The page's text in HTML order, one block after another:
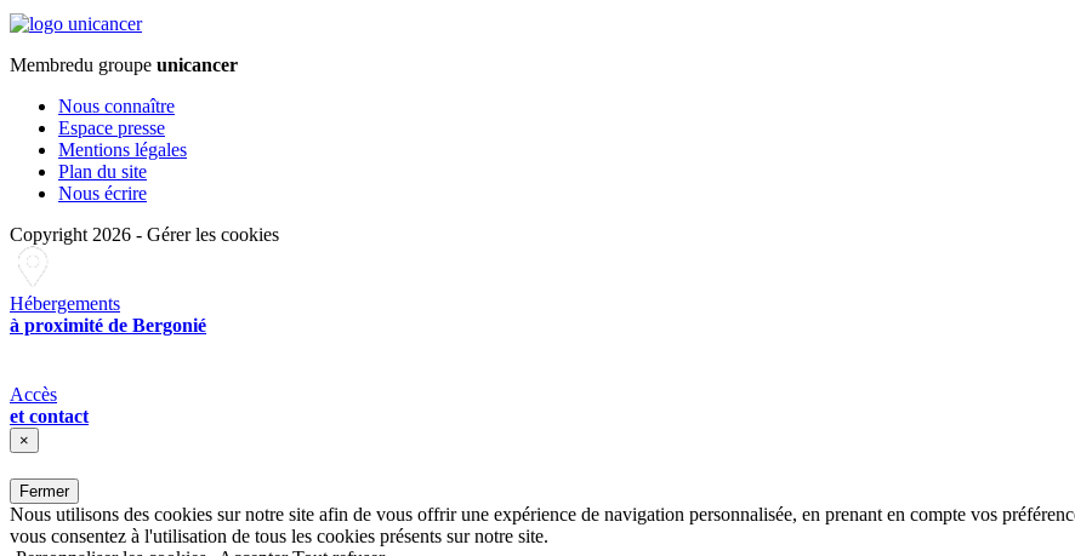
Membredu groupe unicancer
Nous connaître
Espace presse
Mentions légales
Plan du site
Nous écrire
Copyright 2026 - Gérer les cookies
Hébergements
à proximité de Bergonié
Accès
et contact
×
Fermer
Nous utilisons des cookies sur notre site afin de vous offrir une expérience de navigation personnalisée, en prenant en compte vos
vous consentez à l'utilisation de tous les cookies présents sur notre site.